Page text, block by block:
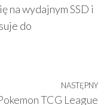
na wydajnym SSD i
do
NASTĘPNY
TCG League